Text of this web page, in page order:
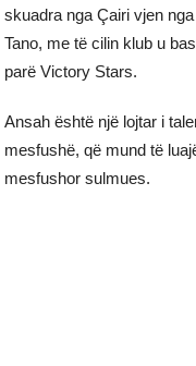
skuadra nga Çairi vjen
Tano, me të cilin klub u
parë Victory Stars.
Ansah është një lojtar i
mesfushë, që mund të
mesfushor sulmues.